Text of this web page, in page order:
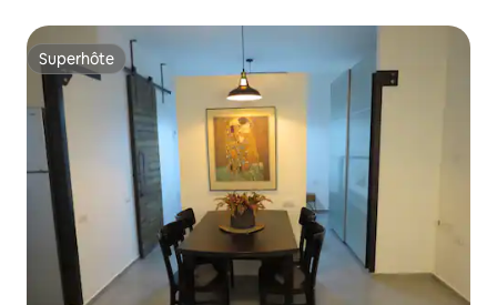
Superhôte
Superhôte